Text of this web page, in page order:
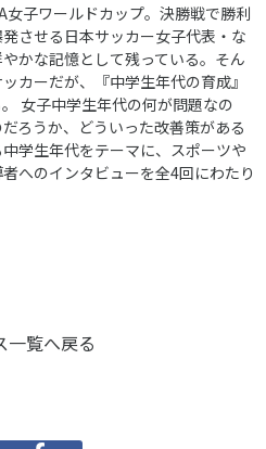
女子ワールドカップ。決勝戦で勝利
させる日本サッカー女子代表・な
かな記憶として残っている。そん
カーだが、『中学生年代の育成』
女子中学生年代の何が問題なの
ろうか、どういった改善策がある
学生年代をテーマに、スポーツや
へのインタビューを全4回にわたり
一覧へ戻る